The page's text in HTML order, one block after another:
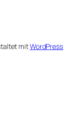
mitWordPress